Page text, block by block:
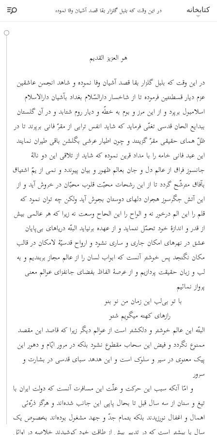
کتابخانه در این وقت که بلبل گلزار بقا قصد آشیان وفا نموده
هو العزیز القدیم
در این وقت که بلبل گلزار بقا قصد آشیان وفا نموده و شاهد انجمن عاشقین
عزم دیار قسطنتین فرموده تا از شاخسار دارالسّلام بغداد بآشیان دارالاسلام
اسلامبول برپرد و از این مرز و بوم به خطّه و دیار روم شتابد و در آن گلستان
ببدایع الحان قدسی تغنّی فرماید که شاید انفس ترابی از مقرّ فانی برپرند تا در
ظلّ همای حقیقی مقرّ گزینند و چون اطیار عرشی بگلشن باقی طیران نمایند
این عبد فانی خامه را با مداد قرین نموده که شاید از تلاقی این دو نالۀ
جانسوز فراق از عالم دل و جان بعالم ظهور و بیان پیوندد و نمی از یمّ اشتیاق
بآفاق مترشّح گردد تا از این رشحات محبّت قلوب محبّان در خروش آید و از
این آتش جگرسوز هجران دلهای دوستان بجوش آید ولکن چه توان نمود که
قلم را این الم درخور نه و الواح را این الحاح وسعت نه زیرا که هر عالمی بیش
از قدر و اندازۀ خود تحمّل ننماید و از عهده برنیاید البتّه دریاهای بی‌پایان
عشق در نهرهای امکان جاری و ساری نشود و ارواح قدسیّۀ لامکان در قالب
مکان نگنجد پس خوشتر آنست که ابواب لسان را از عالم مجاز بربندیم و به
لب و زبان حقیقت پردازیم و از عرصۀ الفاظ بفضای جانفزای عوالم معنی
پرواز نمائیم
با تو بی‌لب این زمان من نو بنو
رازهای کهنه میگویم شنو
البتّه این عالم خوشتر و دلکشتر است از عوالم دیگر زیرا که قاصد این مقصد
ممنوع نگردد و فیض این سحاب مقطوع نشود بلکه در مرور ایّام و دهور این
پیک معنوی در سیر و سلوک است و این هدهد سبای قدسی در بشارت و
سرور
و امّا آنکه سبب این حرکت و علّت این مسافرت آنست که دولت ایران با
تیغ و سنان از سه سال قبل تا بحال پاپی این جانب شده‌اند و هرگز ذرّه‌ئی
اهمال و اغفال نورزیدند بلکه بتمام جدّ و جهد مشغول بوده‌اند بخصوص یک